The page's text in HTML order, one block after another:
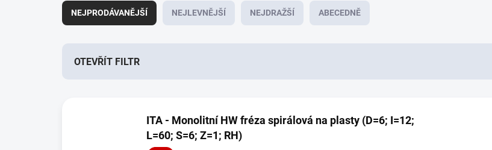
a
z
NEJPRODÁVANĚJŠÍ NEJLEVNĚJŠÍ NEJDRAŽŠÍ ABECEDNĚ
OTEVŘÍT FILTR
ITA - Monolitní HW fréza spirálová na plasty (D=6; I=12;
L=60; S=6; Z=1; RH)